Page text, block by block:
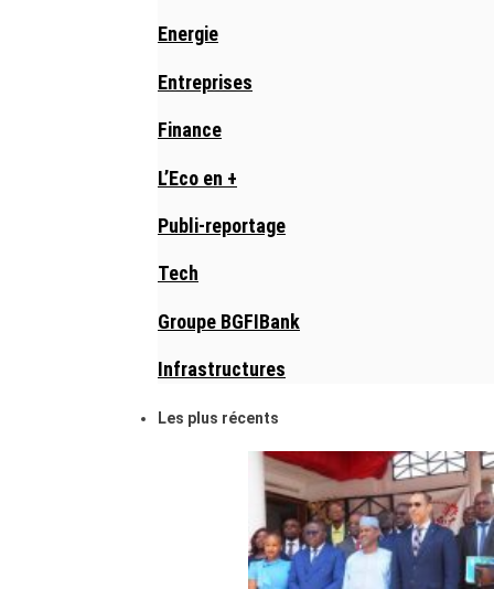
Energie
Entreprises
Finance
L’Eco en +
Publi-reportage
Tech
Groupe BGFIBank
Infrastructures
Les plus récents